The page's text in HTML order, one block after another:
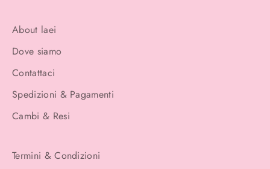
About laei
Dove siamo
Contattaci
Spedizioni & Pagamenti
Cambi & Resi
Termini & Condizioni